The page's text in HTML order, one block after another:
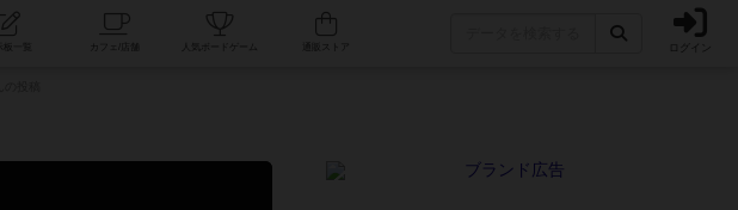
ィ 人気ボードゲーム ログイン